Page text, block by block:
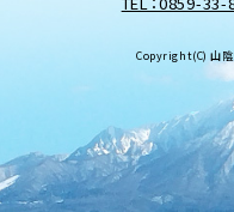
Copyright(C) 山